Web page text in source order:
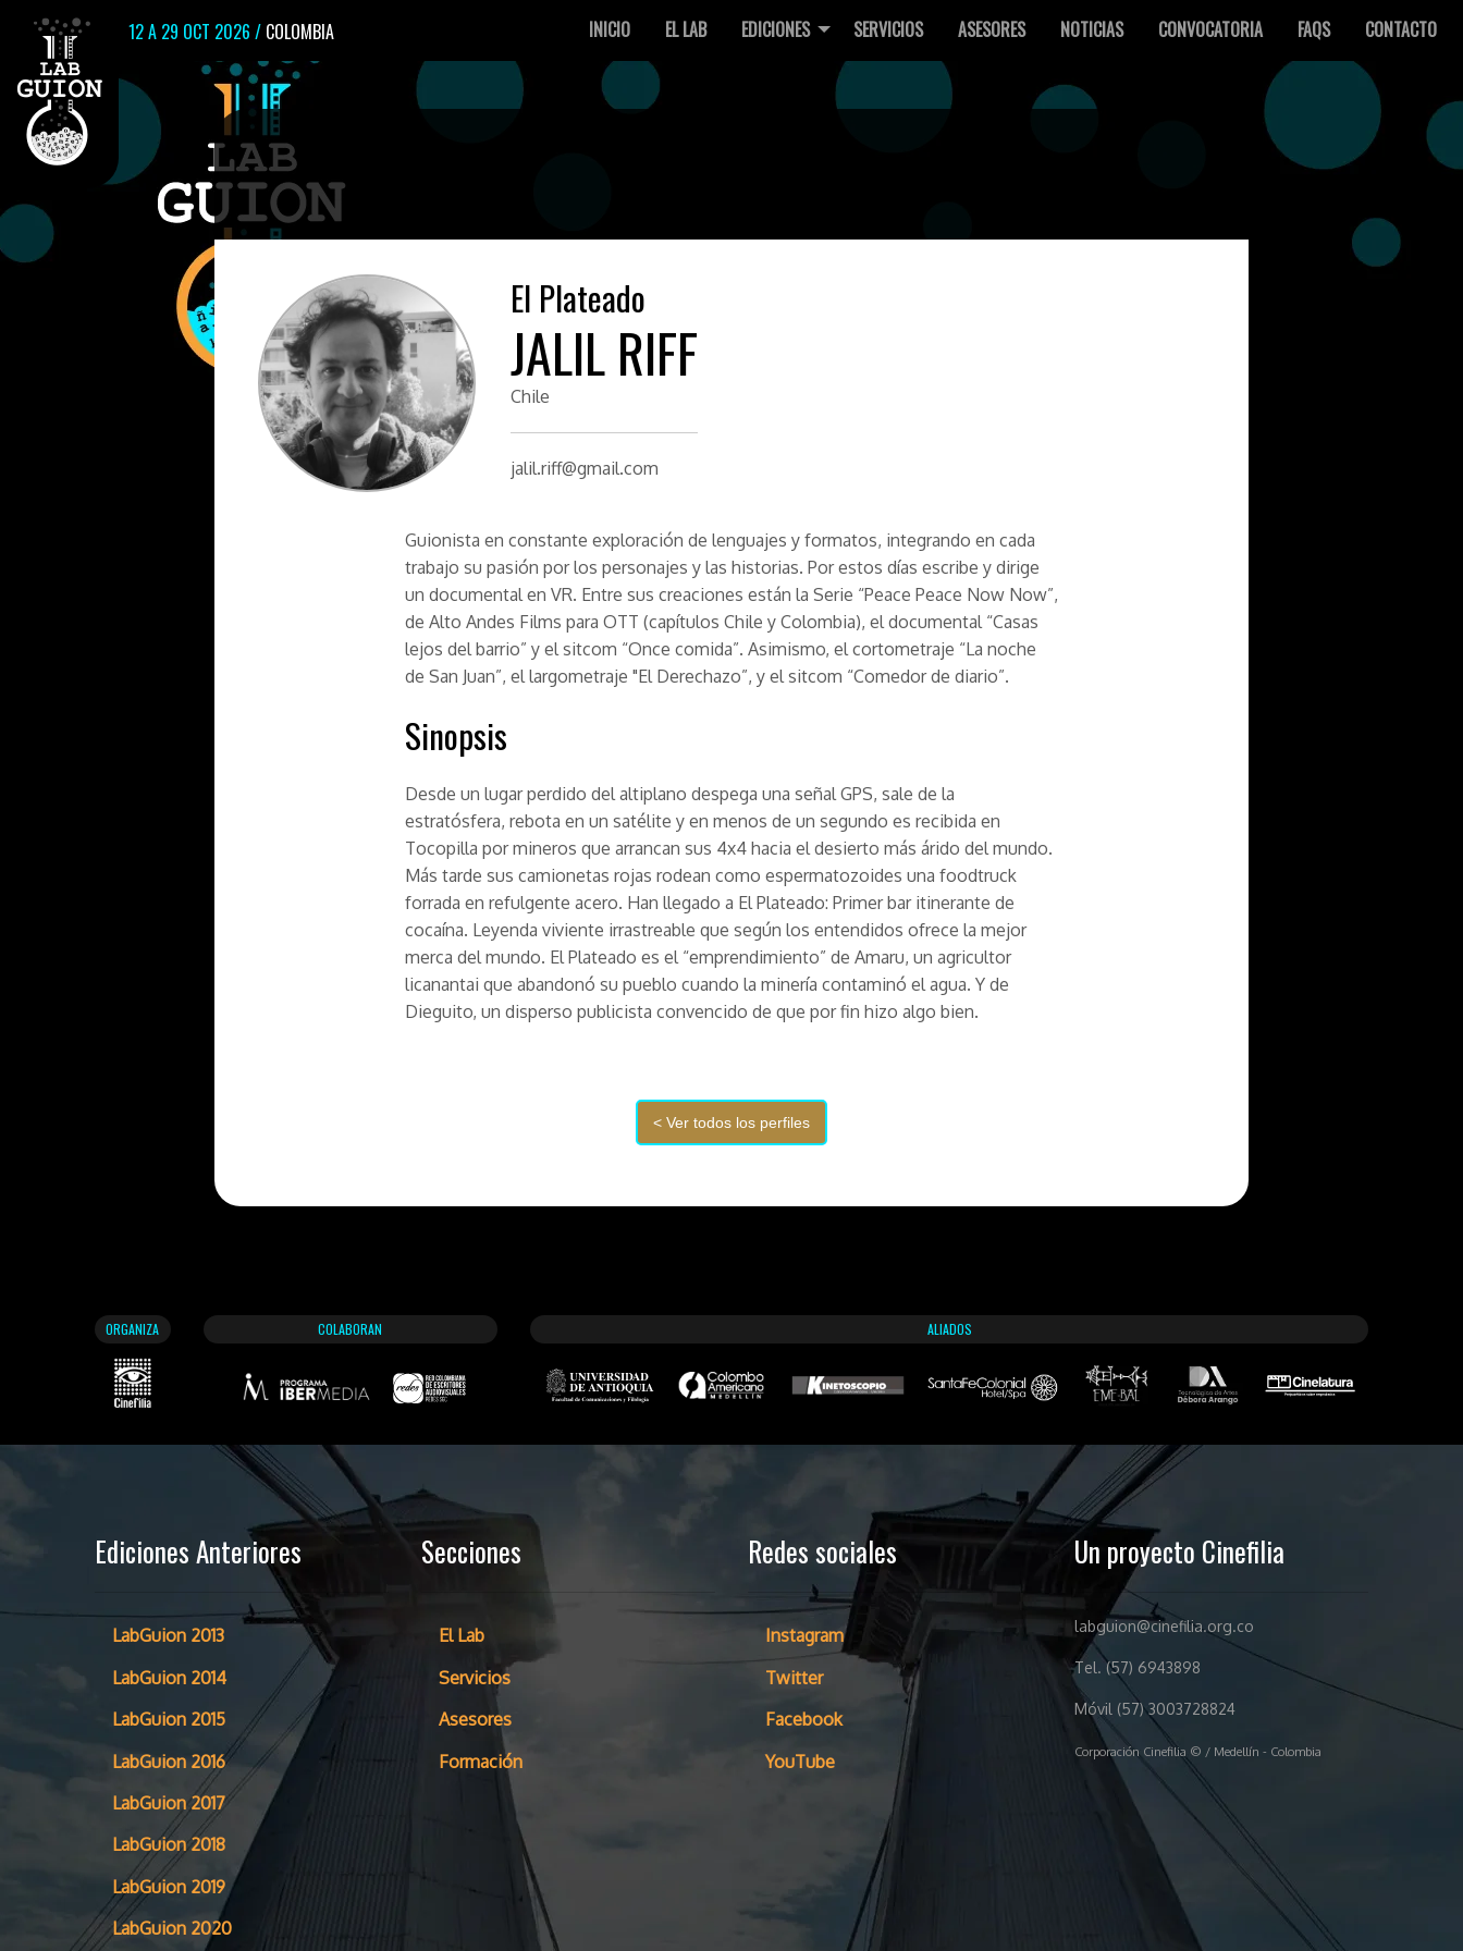
12 A 29 OCT 2026 / COLOMBIA INICIO EL LAB EDICIONES SERVICIOS ASESORES NOTICIAS CONVOCATORIA FAQS CONTACTO
El Plateado
JALIL RIFF
Chile
jalil.riff@gmail.com
Guionista en constante exploración de lenguajes y formatos, integrando en cada
trabajo su pasión por los personajes y las historias. Por estos días escribe y dirige
un documental en VR. Entre sus creaciones están la Serie “Peace Peace Now Now”,
de Alto Andes Films para OTT (capítulos Chile y Colombia), el documental “Casas
lejos del barrio” y el sitcom “Once comida”. Asimismo, el cortometraje “La noche
de San Juan”, el largometraje "El Derechazo”, y el sitcom “Comedor de diario”.
Sinopsis
Desde un lugar perdido del altiplano despega una señal GPS, sale de la
estratósfera, rebota en un satélite y en menos de un segundo es recibida en
Tocopilla por mineros que arrancan sus 4x4 hacia el desierto más árido del mundo.
Más tarde sus camionetas rojas rodean como espermatozoides una foodtruck
forrada en refulgente acero. Han llegado a El Plateado: Primer bar itinerante de
cocaína. Leyenda viviente irrastreable que según los entendidos ofrece la mejor
merca del mundo. El Plateado es el “emprendimiento” de Amaru, un agricultor
licanantai que abandonó su pueblo cuando la minería contaminó el agua. Y de
Dieguito, un disperso publicista convencido de que por fin hizo algo bien.
ORGANIZA COLABORAN ALIADOS
Ediciones Anteriores
LabGuion 2013
LabGuion 2014
LabGuion 2015
LabGuion 2016
LabGuion 2017
LabGuion 2018
LabGuion 2019
LabGuion 2020
Secciones
El Lab
Servicios
Asesores
Formación
Redes sociales
Instagram
Twitter
Facebook
YouTube
Un proyecto Cinefilia
labguion@cinefilia.org.co
Tel. (57) 6943898
Móvil (57) 3003728824
Corporación Cinefilia © / Medellín - Colombia